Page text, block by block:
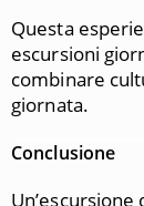
Questa
escursioni
combinare
giornata.
Conclusione